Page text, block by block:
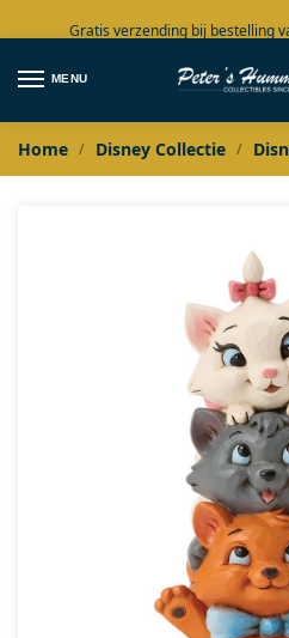
Gratis verzending bij bestelling
Grote collectie
MENU
Home / Disney Collectie /